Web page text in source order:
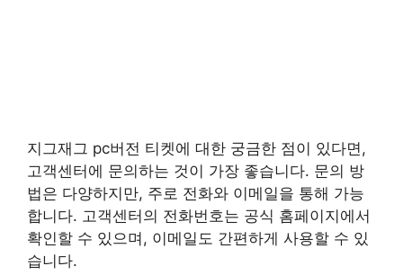
지그재그 pc버전 티켓에 대한 궁금한 점이 있다면,
고객센터에 문의하는 것이 가장 좋습니다. 문의 방
법은 다양하지만, 주로 전화와 이메일을 통해 가능
합니다. 고객센터의 전화번호는 공식 홈페이지에서
확인할 수 있으며, 이메일도 간편하게 사용할 수 있
습니다.